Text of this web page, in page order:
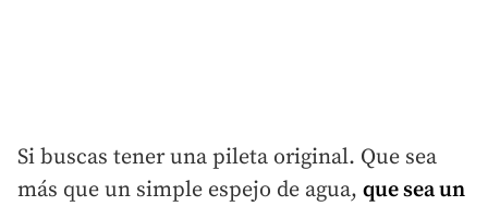
Si buscas tener una pileta original. Que sea
más que un simple espejo de agua, que sea un